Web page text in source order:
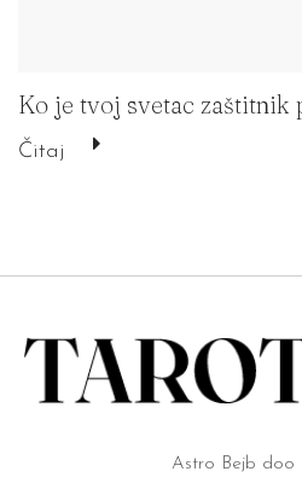
Ko je tvoj svetac zaštitnik
Čitaj
Astro Bejb doo